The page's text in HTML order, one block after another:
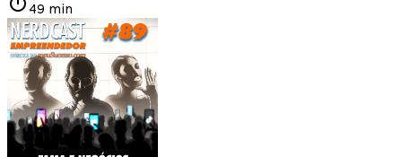
49 min